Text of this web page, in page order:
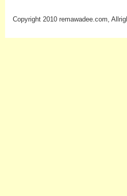
Copyright 2010 remawadee.com,